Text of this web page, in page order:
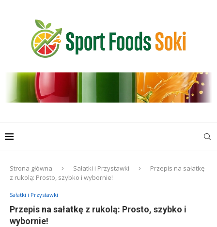
Strona główna Sałatki i Przystawki
Przepis na sałatkę
z rukolą: Prosto, szybko i wybornie!
Sałatki i Przystawki
Przepis na sałatkę z rukolą: Prosto, szybko i
wybornie!